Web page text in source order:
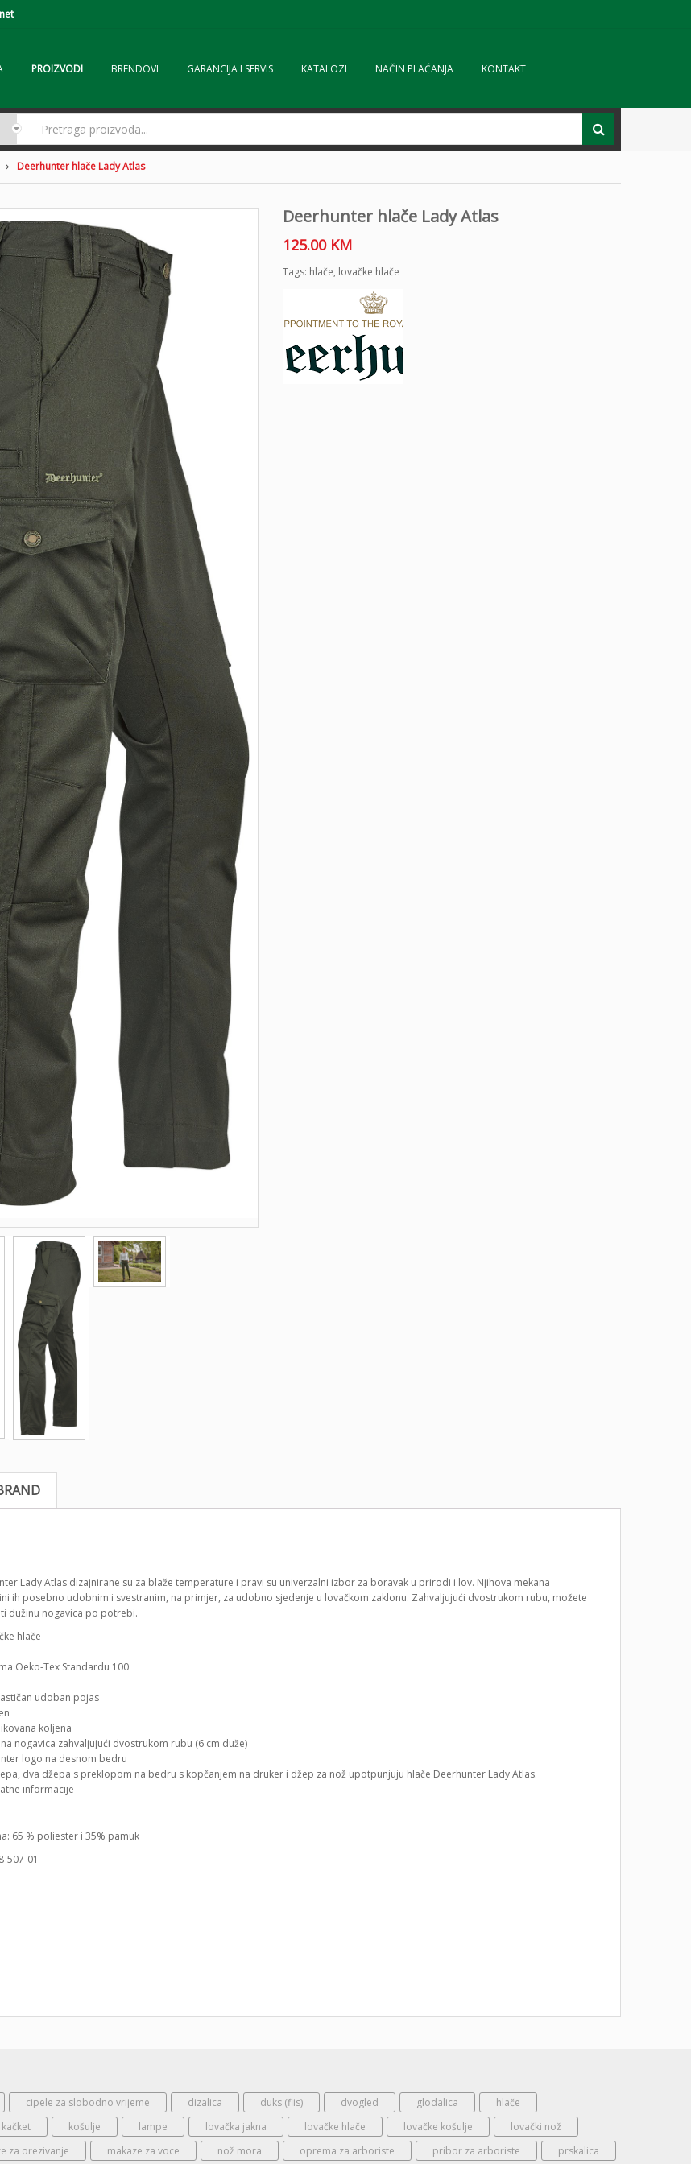
PROIZVODI BRENDOVI GARANCIJA I SERVIS KATALOZI NAČIN PLAĆANJA KONTAKT
Deerhunter hlače Lady Atlas
Deerhunter hlače Lady Atlas
125.00 KM
Tags: hlače, lovačke hlače
Lady Atlas dizajnirane su za blaže temperature i pravi su univerzalni izbor za boravak u prirodi i lov. Njihova mekana
ih posebno udobnim i svestranim, na primjer, za udobno sjedenje u lovačkom zaklonu. Zahvaljujući dvostrukom rubu, možete
dužinu nogavica po potrebi.
hlače
Oeko-Tex Standardu 100
udoban pojas
koljena
nogavica zahvaljujući dvostrukom rubu (6 cm duže)
logo na desnom bedru
dva džepa s preklopom na bedru s kopčanjem na druker i džep za nož upotpunjuju hlače Deerhunter Lady Atlas.
informacije
65 % poliester i 35% pamuk
507-01
cipele za slobodno vrijeme dizalica duks (flis) dvogled glodalica
hlače
kačket košulje lampe lovačka jakna lovačke hlače lovačke košulje
lovački nož
za orezivanje makaze za voce nož mora oprema za arboriste pribor za arboriste prskalica